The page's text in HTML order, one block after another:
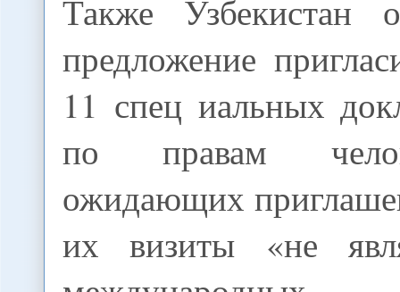
Также Узбекистан
предложение
11 спец иальных
по правам
ожидающих
их визиты «не